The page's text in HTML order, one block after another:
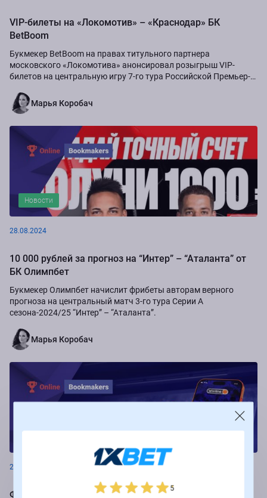
VIP-билеты на «Локомотив» – «Краснодар» БК
BetBoom
Букмекер BetBoom на правах титульного партнера
московского «Локомотива» анонсировал розыгрыш VIP-
билетов на центральную игру 7-го тура Российской Премьер-
Марья Коробач
Новости
28.08.2024
10 000 рублей за прогноз на “Интер” – “Аталанта” от
БК Олимпбет
Букмекер Олимпбет начислит фрибеты авторам верного
прогноза на центральный матч 3-го тура Серии А
сезона-2024/25 “Интер” – “Аталанта”.
Марья Коробач
26.08.2024
Фрибеты до 250 000 рублей за ставки на РПЛ от БК
5